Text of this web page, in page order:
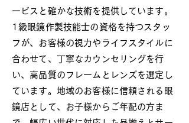
ービスと確かな技術を提供しています。
1級眼鏡作製技能士の資格を持つスタッ
フが、お客様の視力やライフスタイルに
合わせて、丁寧なカウンセリングを行
い、高品質のフレームとレンズを選定し
ています。地域のお客様に信頼される眼
鏡店として、お子様からご年配の方ま